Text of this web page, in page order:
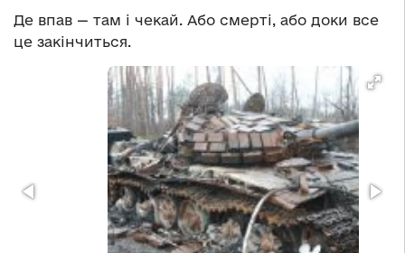
Де впав — там і чекай. Або смерті, або доки все
це закінчиться.